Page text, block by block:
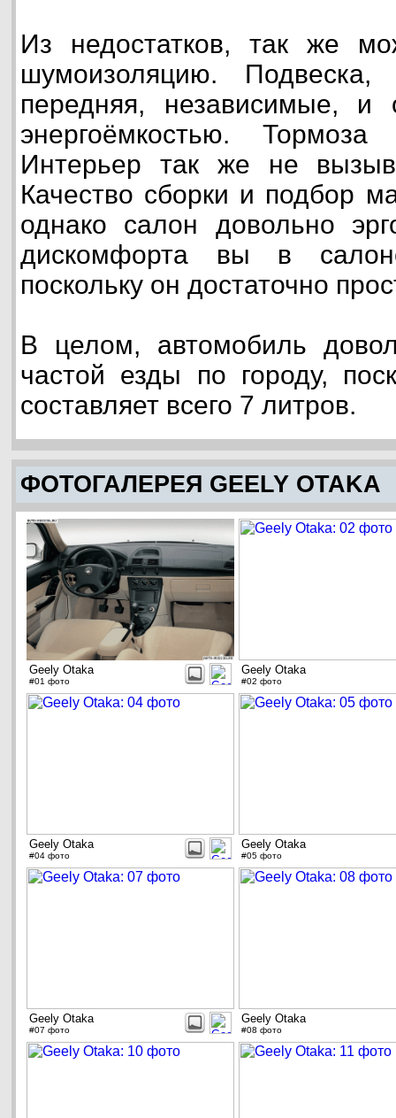
Из недостатков, так же
шумоизоляцию.
передняя, независимые, и
энергоёмкостью. Тормоза
Интерьер так же не
Качество сборки и подбор
однако салон довольно
дискомфорта вы в
поскольку он достаточно
В целом, автомобиль
частой езды по городу,
составляет всего 7 литров.
ФОТОГАЛЕРЕЯ GEELY OTAKA
Geely Otaka
#01 фото
Geely Otaka
#02 фото
Geely Otaka
#04 фото
Geely Otaka
#05 фото
Geely Otaka
#07 фото
Geely Otaka
#08 фото